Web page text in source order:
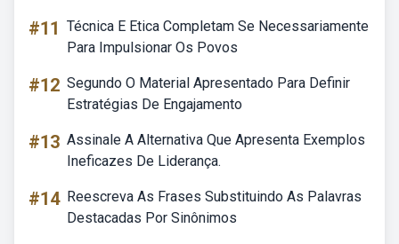
#11 Técnica E Etica Completam Se Necessariamente
Para Impulsionar Os Povos
#12 Segundo O Material Apresentado Para Definir
Estratégias De Engajamento
#13 Assinale A Alternativa Que Apresenta Exemplos
Ineficazes De Liderança.
#14 Reescreva As Frases Substituindo As Palavras
Destacadas Por Sinônimos